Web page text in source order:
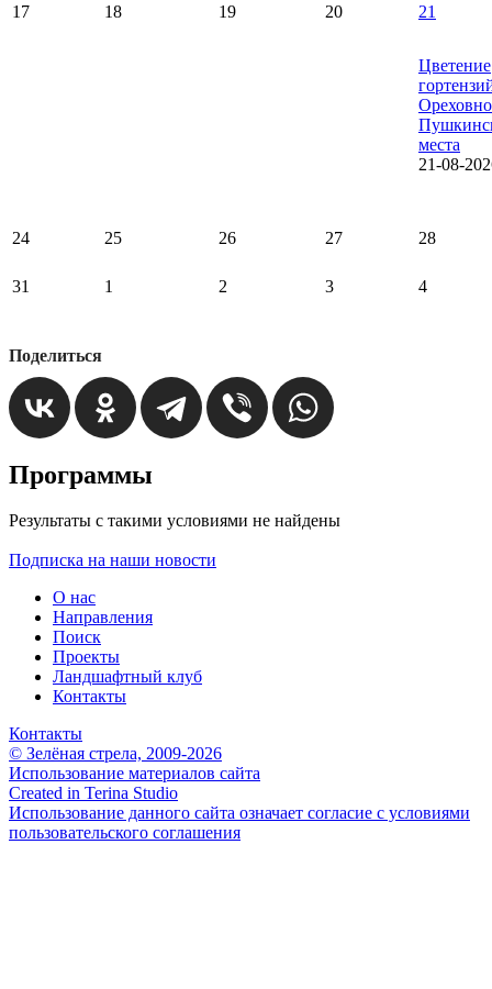
17 18 19 20 21
Цветение
места
21-08-
24 25 26 27 28
31 1 2 3 4
Поделиться
Программы
Результаты с такими условиями не найдены
Подписка на наши новости
О нас
Направления
Поиск
Проекты
Ландшафтный клуб
Контакты
Контакты
© Зелёная стрела, 2009-2026
Использование материалов сайта
Created in Terina Studio
Использование данного сайта означает согласие с условиями
пользовательского соглашения